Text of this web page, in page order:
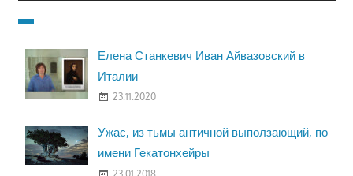
Елена Станкевич Иван Айвазовский в
Италии
23.11.2020
Ужас, из тьмы античной выползающий, по
имени Гекатонхейры